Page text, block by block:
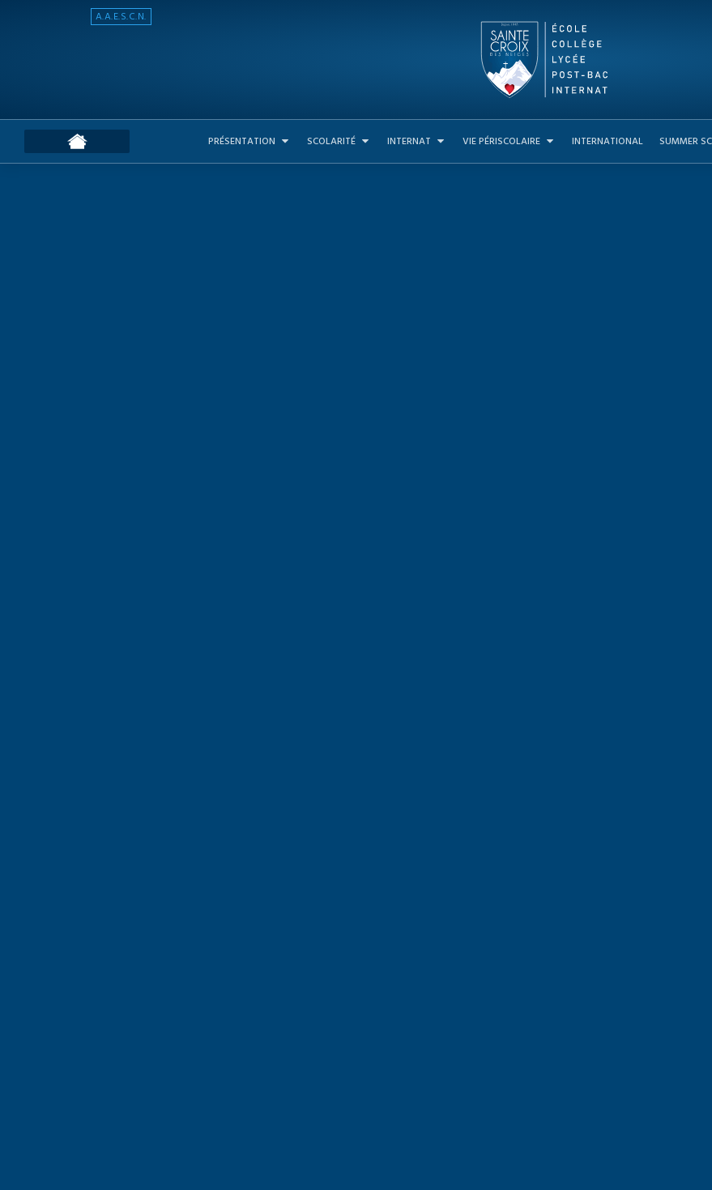
A.A.E.S.C.N.
PRÉSENTATION SCOLARITÉ INTERNAT VIE PÉRISCOLAIRE INTERNATIONAL SUMMER